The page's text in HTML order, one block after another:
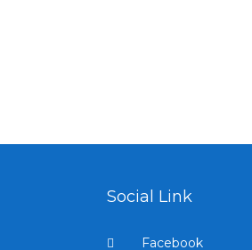
Social Link
Facebook